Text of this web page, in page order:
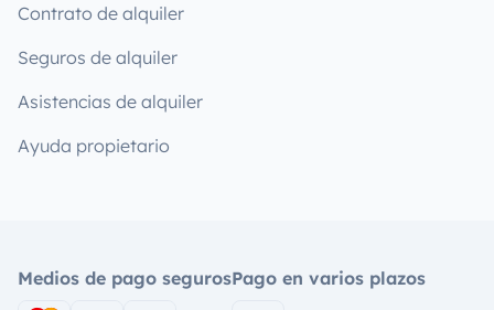
Contrato de alquiler
Seguros de alquiler
Asistencias de alquiler
Ayuda propietario
Medios de pago segurosPago en varios plazos